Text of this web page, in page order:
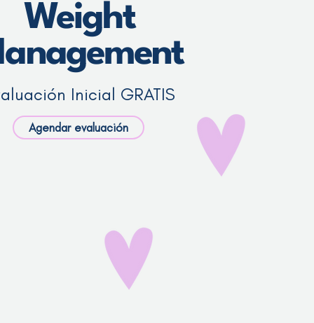
Weight
Inicial GRATIS
Agendar evaluación